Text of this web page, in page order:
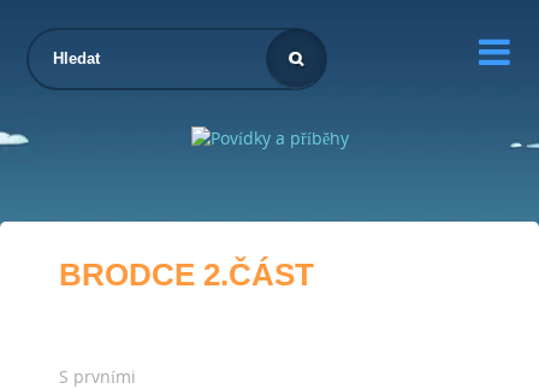

BRODCE 2.ČÁST
S prvními